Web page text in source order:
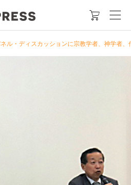

ル・ディスカッションに宗教学者、神学者